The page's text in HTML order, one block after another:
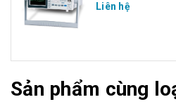
Liên hệ
Sản phẩm cùng